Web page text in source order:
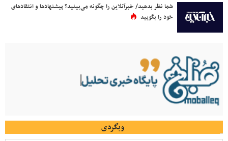
شما نظر بدهید/ خبرآنلاین را چگونه می‌بینید؟ پیشنهادها و انتقادهای
خود را بگویید
وبگردی